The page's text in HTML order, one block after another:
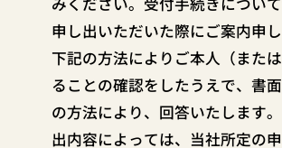
申し出いただいた際にご案内申し
下記の方法によりご本人（また
ることの確認をしたうえで、書
の方法により、回答いたします
出内容によっては、当社所定の